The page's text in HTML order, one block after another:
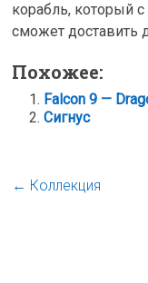
корабль, который
сможет доставить
Похожее:
Falcon 9 —
Сигнус
← Коллекция